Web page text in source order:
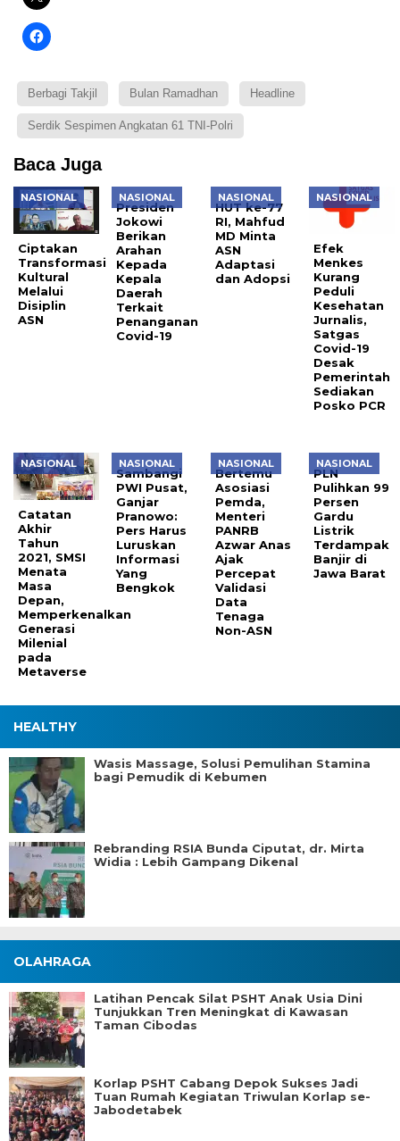
Berbagi Takjil Bulan Ramadhan Headline
Serdik Sespimen Angkatan 61 TNI-Polri
Baca Juga
NASIONAL
Ciptakan
Transformasi
Kultural
Melalui
Disiplin
ASN
NASIONAL
Presiden
Jokowi
Berikan
Arahan
Kepada
Kepala
Daerah
Terkait
Penanganan
Covid-19
NASIONAL
HUT ke-77
RI, Mahfud
MD Minta
ASN
Adaptasi
dan Adopsi
NASIONAL
Efek
Menkes
Kurang
Peduli
Kesehatan
Jurnalis,
Satgas
Covid-19
Desak
Pemerintah
Sediakan
Posko PCR
NASIONAL
Catatan
Akhir
Tahun
2021, SMSI
Menata
Masa
Depan,
Memperkenalkan
Generasi
Milenial
pada
Metaverse
NASIONAL
Sambangi
PWI Pusat,
Ganjar
Pranowo:
Pers Harus
Luruskan
Informasi
Yang
Bengkok
NASIONAL
Bertemu
Asosiasi
Pemda,
Menteri
PANRB
Azwar Anas
Ajak
Percepat
Validasi
Data
Tenaga
Non-ASN
NASIONAL
PLN
Pulihkan 99
Persen
Gardu
Listrik
Terdampak
Banjir di
Jawa Barat
HEALTHY
Wasis Massage, Solusi Pemulihan Stamina
bagi Pemudik di Kebumen
Rebranding RSIA Bunda Ciputat, dr. Mirta
Widia : Lebih Gampang Dikenal
OLAHRAGA
Latihan Pencak Silat PSHT Anak Usia Dini
Tunjukkan Tren Meningkat di Kawasan
Taman Cibodas
Korlap PSHT Cabang Depok Sukses Jadi
Tuan Rumah Kegiatan Triwulan Korlap se-
Jabodetabek